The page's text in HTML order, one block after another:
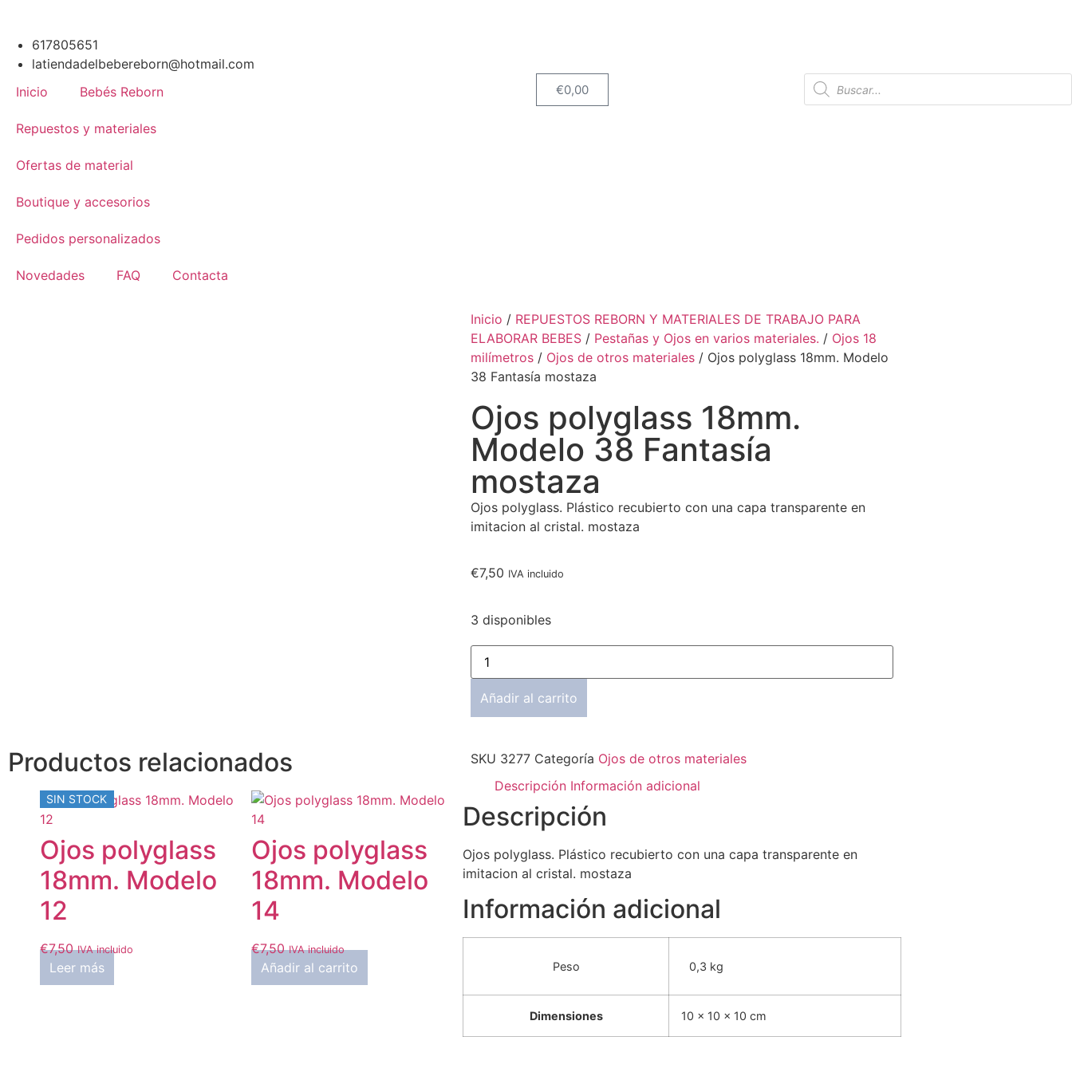
617805651
latiendadelbebereborn@hotmail.com
Inicio
Bebés Reborn
Repuestos y materiales
Ofertas de material
Boutique y accesorios
Pedidos personalizados
Novedades FAQ Contacta
€0,00
Inicio / REPUESTOS REBORN Y MATERIALES DE TRABAJO PARA
ELABORAR BEBES / Pestañas y Ojos en varios materiales. / Ojos 18
milímetros / Ojos de otros materiales / Ojos polyglass 18mm. Modelo
38 Fantasía mostaza
Ojos polyglass 18mm.
Modelo 38 Fantasía
mostaza
Ojos polyglass. Plástico recubierto con una capa transparente en
imitacion al cristal. mostaza
€7,50 IVA incluido
3 disponibles
Añadir al carrito
Productos relacionados
SIN STOCK
Ojos polyglass
18mm. Modelo
12
€7,50 IVA incluido
Leer más
Ojos polyglass
18mm. Modelo
14
€7,50 IVA incluido
Añadir al carrito
SKU 3277 Categoría Ojos de otros materiales
Descripción Información adicional
Descripción
Ojos polyglass. Plástico recubierto con una capa transparente en
imitacion al cristal. mostaza
Información adicional
Peso 0,3 kg
Dimensiones 10 × 10 × 10 cm